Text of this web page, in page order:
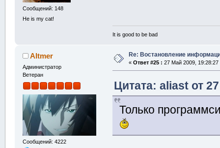
Сообщений: 148
He is my cat!
It is good to be bad
Altmer
Администратор
Ветеран
Сообщений: 4222
Re: Востановление
« Ответ #25 : 27 Май 2009, 19:28:27
Цитата: aliast от
Только